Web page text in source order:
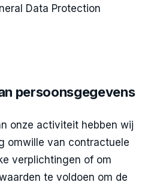
Data Protection
persoonsgegevens
onze activiteit hebben wij
omwille van contractuele
verplichtingen of om
te voldoen om de